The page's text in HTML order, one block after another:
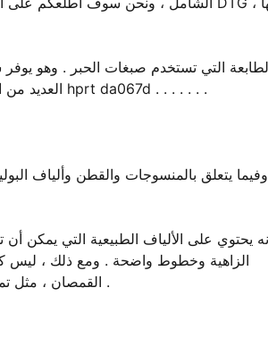
العديد للحصول على مزيد من المعلومات حول hprt da067d . . . . . . .
وفيما يتعلق بالمنسوجات والقطن وألياف
الزاهية وخطوط واضحة . ومع ذلك ، ليس
القمصان ، مثل تمشيط أو حلقة نسج القطن . وفيما يلي عرض موجز لأنواع مختلفة من الأقمشة القطنية .